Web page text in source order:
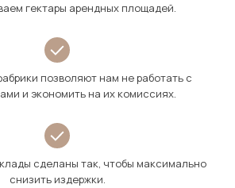
гектары арендных площадей.
позволяют нам не работать с
и экономить на их комиссиях.
сделаны так, чтобы максимально
снизить издержки.